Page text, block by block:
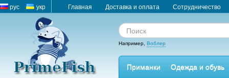
рус укр Главная Доставка и оплата Сотрудничество
Например, Воблер
Приманки
Одежда и обувь